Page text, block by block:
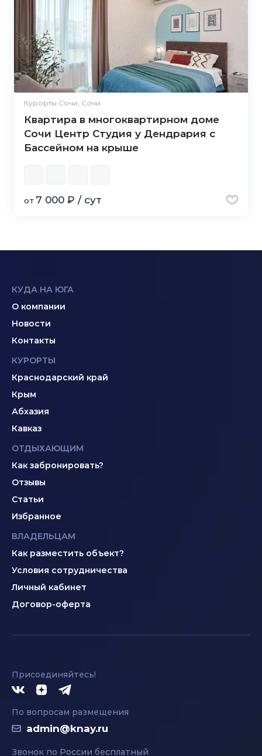
Курорты Сочи, Сочи
Квартира в многоквартирном доме
Сочи Центр Студия у Дендрария с
Бассейном на крыше
от 7 000 ₽ / сут
КУДА НА ЮГА
О компании
Новости
Контакты
КУРОРТЫ
Краснодарский край
Крым
Абхазия
Кавказ
ОТДЫХАЮЩИМ
Как забронировать?
Отзывы
Статьи
Избранное
ВЛАДЕЛЬЦАМ
Как разместить объект?
Условия сотрудничества
Личный кабинет
Договор-оферта
Присоединяйтесь!
По вопросам размещения
admin@knay.ru
Звонок по России бесплатный